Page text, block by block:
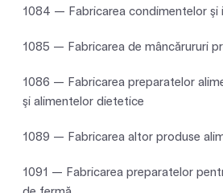
1084 — Fabricarea condimentelor şi
1085 — Fabricarea de mâncărururi
1086 — Fabricarea preparatelor
şi alimentelor dietetice
1089 — Fabricarea altor produse
1091 — Fabricarea preparatelor